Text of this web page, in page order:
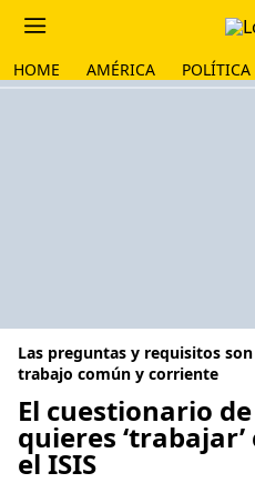
HOME AMÉRICA POLÍTICA
Las preguntas y requisitos
trabajo común y corriente
El cuestionario
quieres
el ISIS